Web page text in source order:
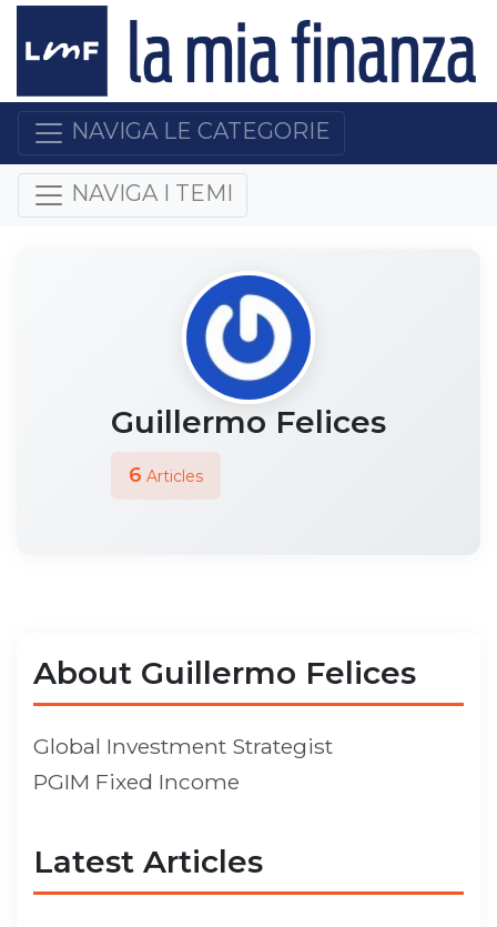
NAVIGA LE CATEGORIE
NAVIGA I TEMI
Guillermo Felices
6 Articles
About Guillermo Felices
Global Investment Strategist
PGIM Fixed Income
Latest Articles